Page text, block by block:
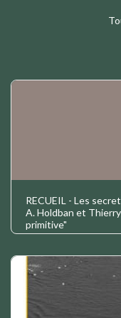
RECUEIL - Les
A. Holdban et
primitive"